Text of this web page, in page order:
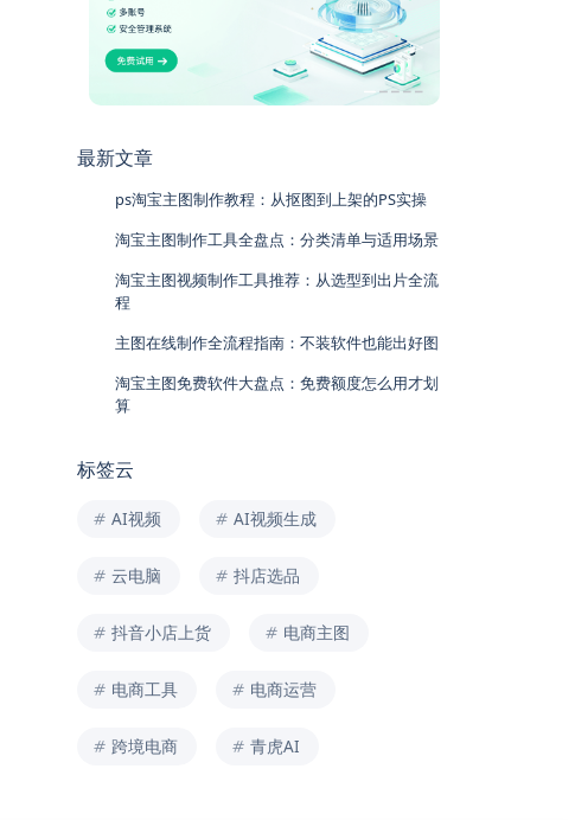
最新文章
ps淘宝主图制作教程：从抠图到上架的PS实操
淘宝主图制作工具全盘点：分类清单与适用场景
淘宝主图视频制作工具推荐：从选型到出片全流
程
主图在线制作全流程指南：不装软件也能出好图
淘宝主图免费软件大盘点：免费额度怎么用才划
算
标签云
AI视频 AI视频生成
云电脑 抖店选品
抖音小店上货 电商主图
电商工具 电商运营
跨境电商 青虎AI